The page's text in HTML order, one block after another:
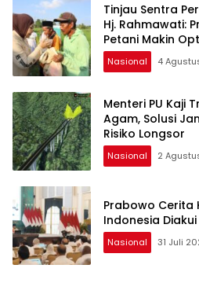
Tinjau Sentra
Hj. Rahmawati:
Petani Makin
Nasional 4
Menteri PU Kaji
Agam, Solusi
Risiko Longsor
Nasional 2
Prabowo Cerita
Indonesia Diakui
Nasional 31 Juli